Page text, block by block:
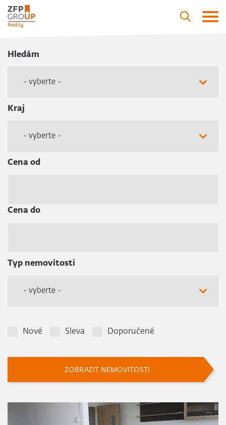
Hledám
- vyberte -
Kraj
- vyberte -
Cena od
Cena do
Typ nemovitosti
- vyberte -
Nové Sleva Doporučené
ZOBRAZIT NEMOVITOSTI